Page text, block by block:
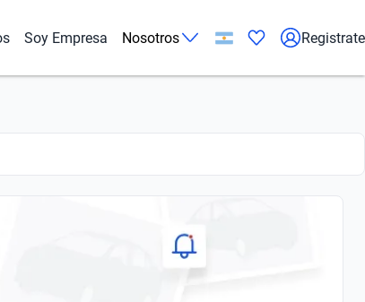
Soy Empresa Nosotros Registrate